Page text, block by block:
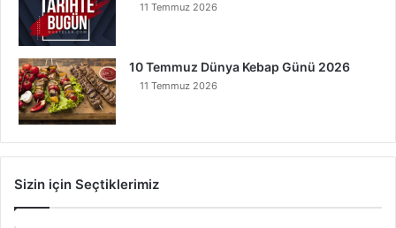
11 Temmuz 2026
10 Temmuz Dünya Kebap Günü 2026
11 Temmuz 2026
Sizin için Seçtiklerimiz